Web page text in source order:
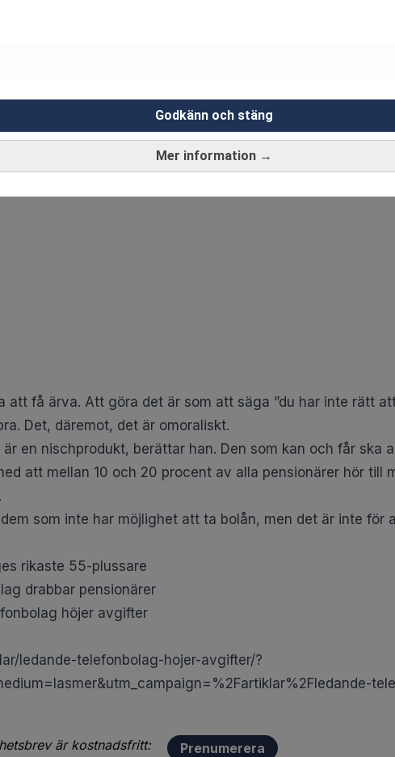
Mer information →
Godkänn och stäng